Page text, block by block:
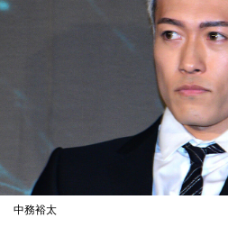
中務裕太